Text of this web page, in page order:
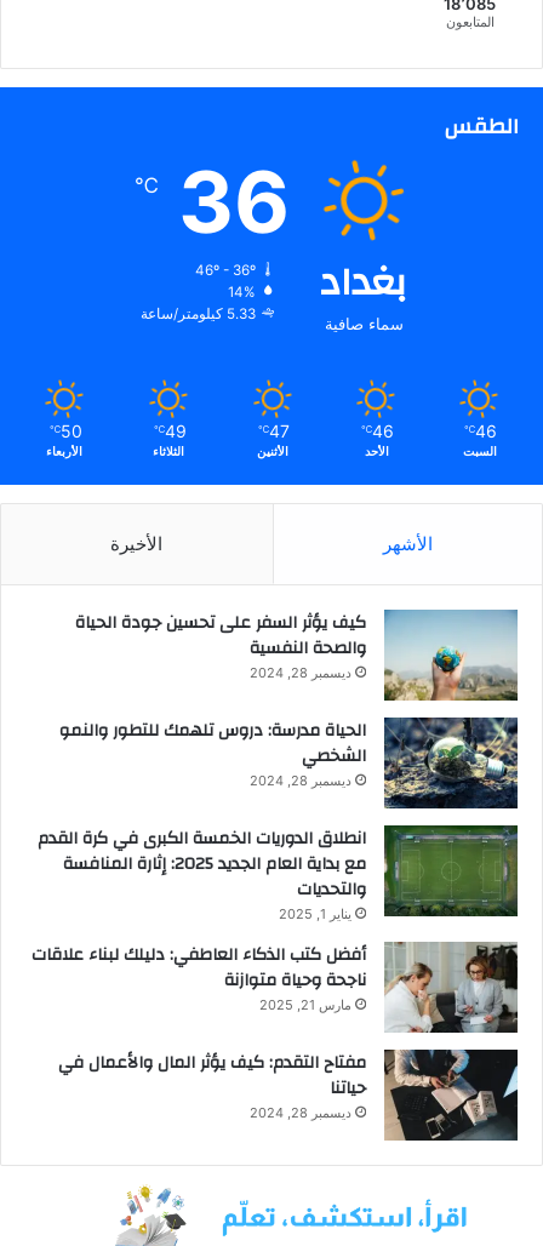
و
ك
المتابعون
الطقس
بغداد
سماء صافية
36
℃
46º - 36º
14%
5.33 كيلومتر/ساعة
46
℃
السبت
46
℃
الأحد
47
℃
الأثنين
49
℃
الثلاثاء
50
℃
الأربعاء
الأشهر الأخيرة
كيف يؤثر السفر على تحسين جودة الحياة
والصحة النفسية
ديسمبر 28, 2024
الحياة مدرسة: دروس تلهمك للتطور والنمو
الشخصي
ديسمبر 28, 2024
انطلاق الدوريات الخمسة الكبرى في كرة القدم
مع بداية العام الجديد 2025: إثارة المنافسة
والتحديات
يناير 1, 2025
أفضل كتب الذكاء العاطفي: دليلك لبناء علاقات
ناجحة وحياة متوازنة
مارس 21, 2025
مفتاح التقدم: كيف يؤثر المال والأعمال في
حياتنا
ديسمبر 28, 2024